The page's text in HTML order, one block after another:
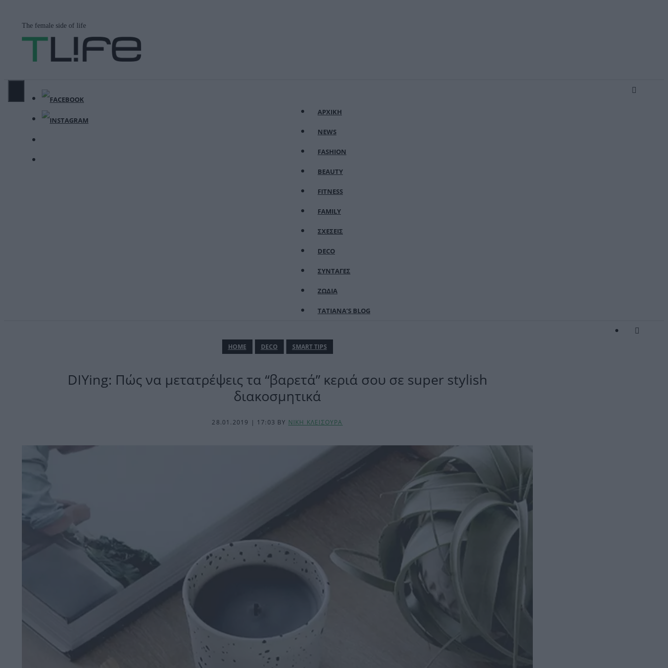
περιεχόμενο
The female side of life
ΑΡΧΙΚΗ
NEWS
FASHION
BEAUTY
FITNESS
FAMILY
ΣΧΕΣΕΙΣ
DECO
ΣΥΝΤΑΓΕΣ
ΖΩΔΙΑ
TATIANA’S BLOG
ΗΟΜΕ DECO SMART TIPS
DIYing: Πώς να μετατρέψεις τα “βαρετά” κεριά σου σε super stylish
διακοσμητικά
28.01.2019 | 17:03 BY ΝΙΚΗ ΚΛΕΙΣΟΥΡΑ